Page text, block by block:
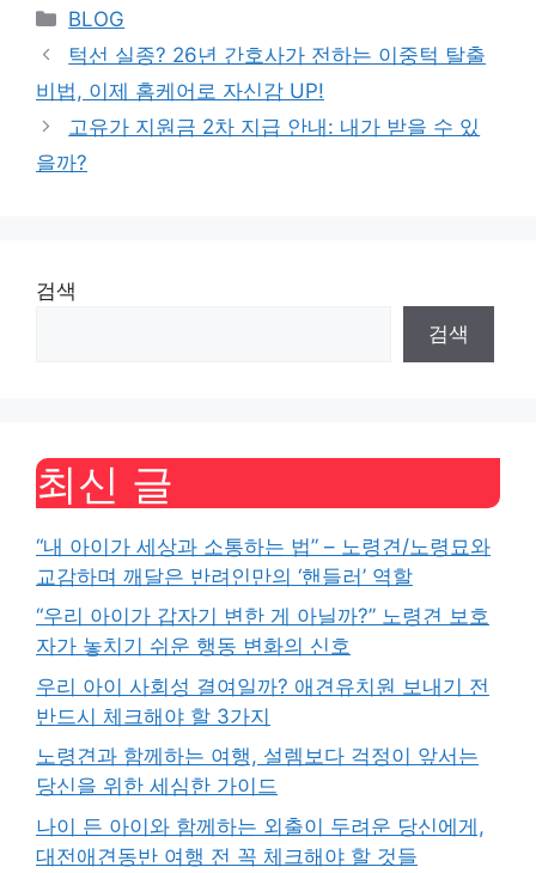
Categories
BLOG
턱선 실종? 26년 간호사가 전하는 이중턱 탈출
비법, 이제 홈케어로 자신감 UP!
고유가 지원금 2차 지급 안내: 내가 받을 수 있
을까?
검색
검색
최신 글
“내 아이가 세상과 소통하는 법” – 노령견/노령묘와
교감하며 깨달은 반려인만의 ‘핸들러’ 역할
“우리 아이가 갑자기 변한 게 아닐까?” 노령견 보호
자가 놓치기 쉬운 행동 변화의 신호
우리 아이 사회성 결여일까? 애견유치원 보내기 전
반드시 체크해야 할 3가지
노령견과 함께하는 여행, 설렘보다 걱정이 앞서는
당신을 위한 세심한 가이드
나이 든 아이와 함께하는 외출이 두려운 당신에게,
대전애견동반 여행 전 꼭 체크해야 할 것들